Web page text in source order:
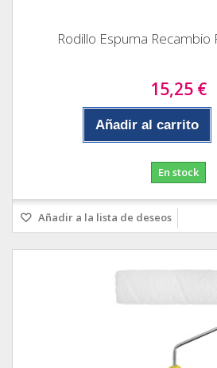
Rodillo Espuma Recambio
15,25 €
Añadir al carrito
En stock
Añadir a la lista de deseos